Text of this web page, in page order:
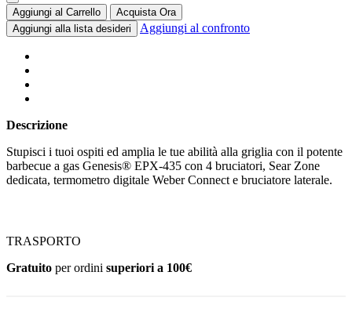
Aggiungi al Carrello
Acquista Ora
Aggiungi alla lista desideri
Aggiungi al confronto
Descrizione
Stupisci i tuoi ospiti ed amplia le tue abilità alla griglia con il potente
barbecue a gas Genesis® EPX-435 con 4 bruciatori, Sear Zone
dedicata, termometro digitale Weber Connect e bruciatore laterale.
TRASPORTO
Gratuito per ordini superiori a 100€